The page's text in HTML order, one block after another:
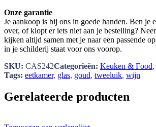
Onze garantie
Je aankoop is bij ons in goede handen. Ben je
over, of klopt er iets niet aan je bestelling?
kijken altijd samen met je naar een passende
in je schilderij staat voor ons voorop.
SKU: CAS242Categorieën: Keuken & Food,
Tags: eetkamer, glas, goud, tweeluik, wijn
Gerelateerde producten